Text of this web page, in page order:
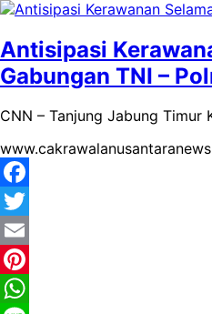
Mail
Share
Antisipasi
Gabungan TNI –
CNN – Tanjung Jabung Timur
Facebook
Twitter
Email
Pinterest